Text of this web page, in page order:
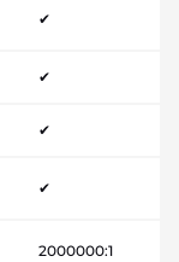
✔
✔
✔
✔
2000000:1